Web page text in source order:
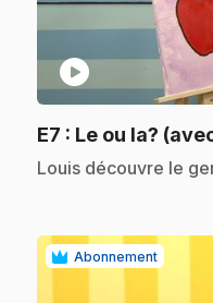
play_circle
E7 : Le ou la?
.Louis découvre le
Abonnement